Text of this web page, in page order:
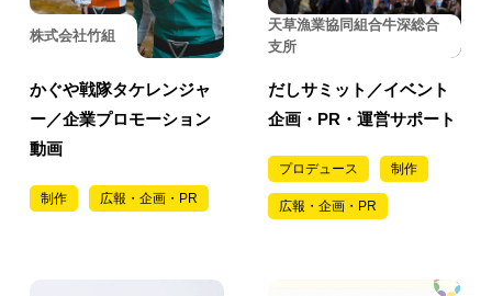
株式会社竹組
かぐや戦隊タケレンジャ
ー／企業プロモーション
動画
制作 広報・企画・PR
天草漁業協同組合牛深総合
支所
だしサミット／イベント
企画・PR・運営サポート
プロデュース 制作
広報・企画・PR